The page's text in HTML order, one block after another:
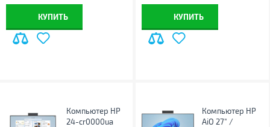
КУПИТЬ КУПИТЬ
Компьютер HP
24-cr0000ua
Компьютер HP
AiO 27" /